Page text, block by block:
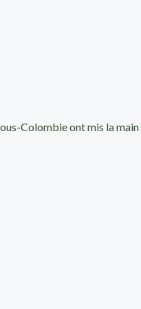
Colombie ont mis la main